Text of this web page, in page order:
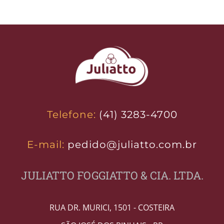
Telefone: (41) 3283-4700
E-mail: pedido@juliatto.com.br
JULIATTO FOGGIATTO & CIA. LTDA.
RUA DR. MURICI, 1501 - COSTEIRA